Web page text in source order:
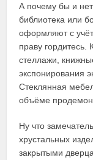
А почему бы и
библиотека или
оформляют с
праву
стеллажи,
экспонирования
Стеклянная
объёме
Ну что
хрустальных
закрытыми